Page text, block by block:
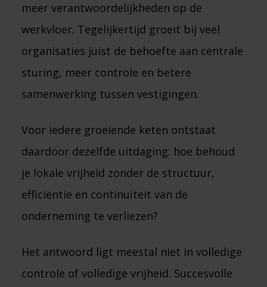
meer verantwoordelijkheden op de
werkvloer. Tegelijkertijd groeit bij veel
organisaties juist de behoefte aan centrale
sturing, meer controle en betere
samenwerking tussen vestigingen.
Voor iedere groeiende keten ontstaat
daardoor dezelfde uitdaging: hoe behoud
je lokale vrijheid zonder de structuur,
efficiëntie en continuïteit van de
onderneming te verliezen?
Het antwoord ligt meestal niet in volledige
controle of volledige vrijheid. Succesvolle